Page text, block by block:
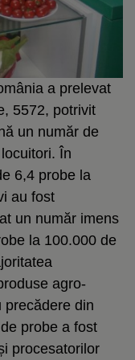
a prelevat
5572, potrivit
un număr de
În
6,4 probe la
au fost
un număr imens
la 100.000 de
agro-
precădere din
probe a fost
procesatorilor